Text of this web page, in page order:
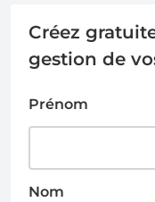
Créez
gestion de
Prénom
Nom